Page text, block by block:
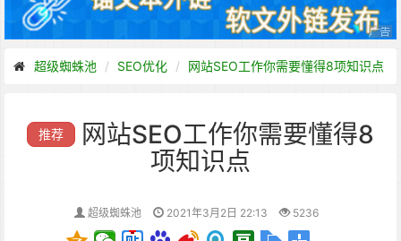
超级蜘蛛池 SEO优化 网站SEO工作你需要懂得8项知识点
推荐
网站SEO工作你需要懂得8
项知识点
超级蜘蛛池 2021年3月2日 22:13 5236